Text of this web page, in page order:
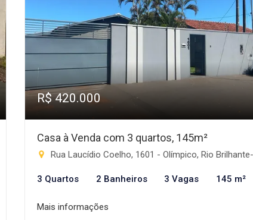
R$ 420.000
Casa à Venda com 3 quartos, 145m²
Rua Laucídio Coelho, 1601 - Olímpico, Rio Brilhante-MS
3 Quartos 2 Banheiros 3 Vagas 145 m²
Mais informações